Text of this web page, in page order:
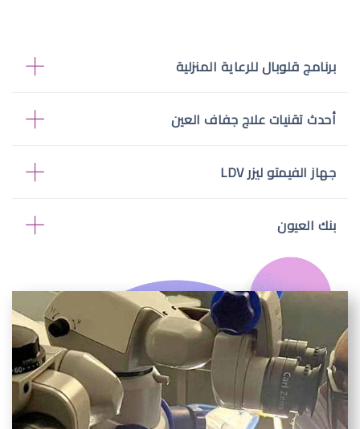
برنامج قلوبال للرعاية المنزلية
أحدث تقنيات علاج جفاف العين
جهاز الفيمتو ليزر LDV
بنك العيون